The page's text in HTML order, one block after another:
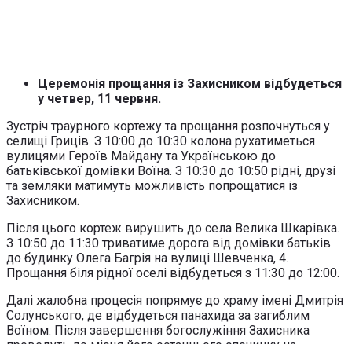
Церемонія прощання із Захисником відбудеться
у четвер, 11 червня.
Зустріч траурного кортежу та прощання розпочнуться у
селищі Гриців. З 10:00 до 10:30 колона рухатиметься
вулицями Героїв Майдану та Українською до
батьківської домівки Воїна. З 10:30 до 10:50 рідні, друзі
та земляки матимуть можливість попрощатися із
Захисником.
Після цього кортеж вирушить до села Велика Шкарівка.
З 10:50 до 11:30 триватиме дорога від домівки батьків
до будинку Олега Багрія на вулиці Шевченка, 4.
Прощання біля рідної оселі відбудеться з 11:30 до 12:00.
Далі жалобна процесія попрямує до храму імені Дмитрія
Солунського, де відбудеться панахида за загиблим
Воїном. Після завершення богослужіння Захисника